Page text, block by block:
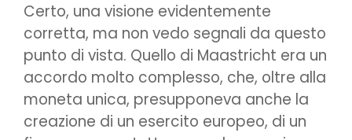
Certo, una visione evidentemente
corretta, ma non vedo segnali da questo
punto di vista. Quello di Maastricht era un
accordo molto complesso, che, oltre alla
moneta unica, presupponeva anche la
creazione di un esercito europeo, di un